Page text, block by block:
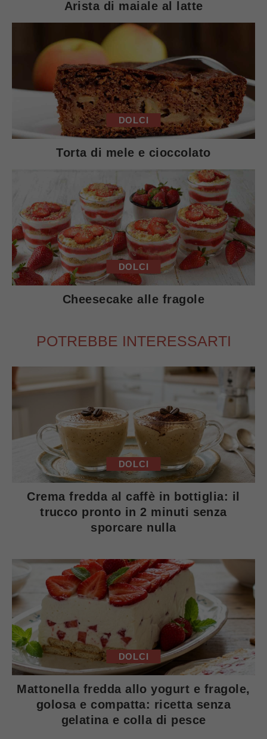
Arista di maiale al latte
DOLCI
Torta di mele e cioccolato
DOLCI
Cheesecake alle fragole
POTREBBE INTERESSARTI
DOLCI
Crema fredda al caffè in bottiglia: il
trucco pronto in 2 minuti senza
sporcare nulla
DOLCI
Mattonella fredda allo yogurt e fragole,
golosa e compatta: ricetta senza
gelatina e colla di pesce